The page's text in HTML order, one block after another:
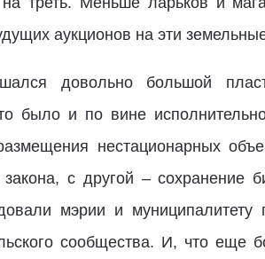
аукционов на эти
довольно большой
было и по вине
нестационарных
с другой – сохранение
мэрии и
сообщества. И, что еще